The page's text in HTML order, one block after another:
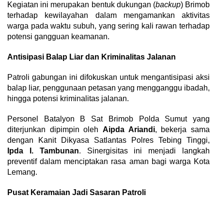
Kegiatan ini merupakan bentuk dukungan (backup) Brimob
terhadap kewilayahan dalam mengamankan aktivitas
warga pada waktu subuh, yang sering kali rawan terhadap
potensi gangguan keamanan.
Antisipasi Balap Liar dan Kriminalitas Jalanan
Patroli gabungan ini difokuskan untuk mengantisipasi aksi
balap liar, penggunaan petasan yang mengganggu ibadah,
hingga potensi kriminalitas jalanan.
Personel Batalyon B Sat Brimob Polda Sumut yang
diterjunkan dipimpin oleh Aipda Ariandi, bekerja sama
dengan Kanit Dikyasa Satlantas Polres Tebing Tinggi,
Ipda I. Tambunan. Sinergisitas ini menjadi langkah
preventif dalam menciptakan rasa aman bagi warga Kota
Lemang.
Pusat Keramaian Jadi Sasaran Patroli